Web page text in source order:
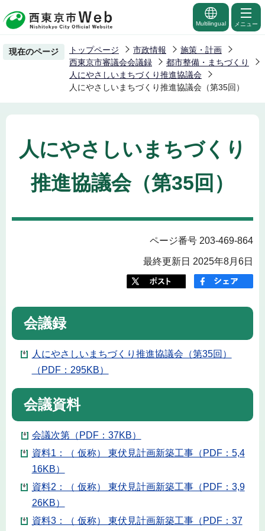
の
ー
先
頭
Multilingual メニュー
現在のページ トップページ 市政情報
施策・計画
西東京市審議会会議録
都市整備・まちづくり
人にやさしいまちづくり推進協議会
人にやさしいまちづくり推進協議会（第35回）
人にやさしいまちづくり
推進協議会（第35回）
ページ番号 203-469-864
最終更新日 2025年8月6日
会議録
人にやさしいまちづくり推進協議会（第35回）
（PDF：295KB）
会議資料
会議次第（PDF：37KB）
資料1：（ 仮称） 東伏見計画新築工事（PDF：5,4
16KB）
資料2：（ 仮称） 東伏見計画新築工事（PDF：3,9
26KB）
資料3：（ 仮称） 東伏見計画新築工事（PDF：37